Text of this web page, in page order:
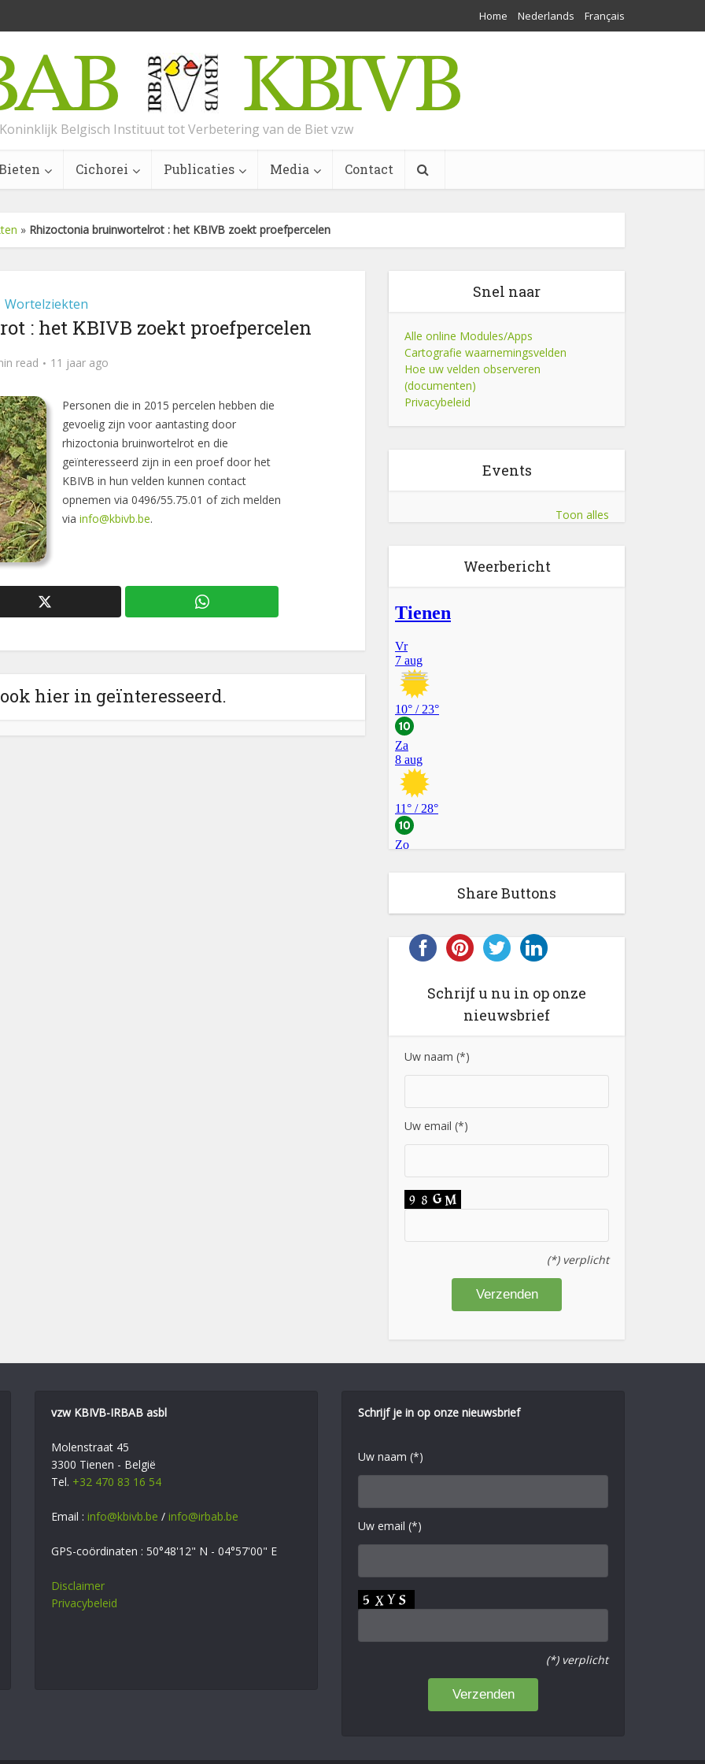
Home Nederlands Français
Koninklijk Belgisch Instituut tot Verbetering van de Biet vzw
Cichorei Publicaties Media Contact
» Rhizoctonia bruinwortelrot : het KBIVB zoekt proefpercelen
Wortelziekten
: het KBIVB zoekt proefpercelen
read 11 jaar ago
Personen die in 2015 percelen hebben die
gevoelig zijn voor aantasting door
rhizoctonia bruinwortelrot en die
geïnteresseerd zijn in een proef door het
KBIVB in hun velden kunnen contact
opnemen via 0496/55.75.01 of zich melden
via info@kbivb.be.
hier in geïnteresseerd.
Snel naar
Alle online Modules/Apps
Cartografie waarnemingsvelden
Hoe uw velden observeren
(documenten)
Privacybeleid
Events
Toon alles
Weerbericht
Share Buttons
Schrijf u nu in op onze
nieuwsbrief
Uw naam (*)
Uw email (*)
(*) verplicht
vzw KBIVB-IRBAB asbl
Molenstraat 45
3300 Tienen - België
Tel. +32 470 83 16 54
Email : info@kbivb.be / info@irbab.be
GPS-coördinaten : 50°48'12" N - 04°57'00" E
Disclaimer
Privacybeleid
Schrijf je in op onze nieuwsbrief
Uw naam (*)
Uw email (*)
(*) verplicht